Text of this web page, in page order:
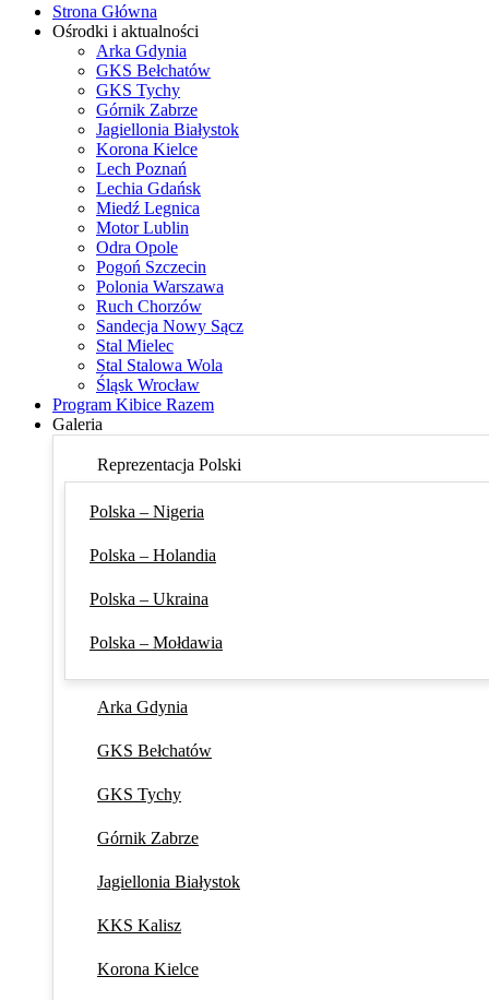
Strona Główna
Ośrodki i aktualności
Arka Gdynia
GKS Bełchatów
GKS Tychy
Górnik Zabrze
Jagiellonia Białystok
Korona Kielce
Lech Poznań
Lechia Gdańsk
Miedź Legnica
Motor Lublin
Odra Opole
Pogoń Szczecin
Polonia Warszawa
Ruch Chorzów
Sandecja Nowy Sącz
Stal Mielec
Stal Stalowa Wola
Śląsk Wrocław
Program Kibice Razem
Galeria
Reprezentacja Polski
Polska – Nigeria
Polska – Holandia
Polska – Ukraina
Polska – Mołdawia
Arka Gdynia
GKS Bełchatów
GKS Tychy
Górnik Zabrze
Jagiellonia Białystok
KKS Kalisz
Korona Kielce